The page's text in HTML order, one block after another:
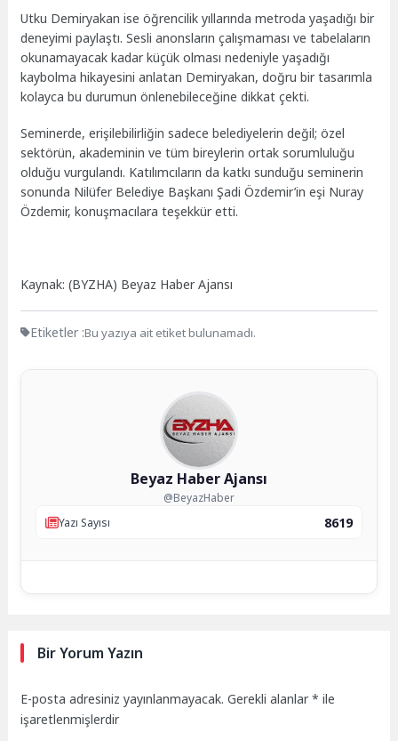
Utku Demiryakan ise öğrencilik yıllarında metroda yaşadığı bir
deneyimi paylaştı. Sesli anonsların çalışmaması ve tabelaların
okunamayacak kadar küçük olması nedeniyle yaşadığı
kaybolma hikayesini anlatan Demiryakan, doğru bir tasarımla
kolayca bu durumun önlenebileceğine dikkat çekti.
Seminerde, erişilebilirliğin sadece belediyelerin değil; özel
sektörün, akademinin ve tüm bireylerin ortak sorumluluğu
olduğu vurgulandı. Katılımcıların da katkı sunduğu seminerin
sonunda Nilüfer Belediye Başkanı Şadi Özdemir’in eşi Nuray
Özdemir, konuşmacılara teşekkür etti.
Kaynak: (BYZHA) Beyaz Haber Ajansı
Etiketler :Bu yazıya ait etiket bulunamadı.
Beyaz Haber Ajansı
@BeyazHaber
Yazı Sayısı
8619
Bir Yorum Yazın
E-posta adresiniz yayınlanmayacak. Gerekli alanlar* ile
işaretlenmişlerdir